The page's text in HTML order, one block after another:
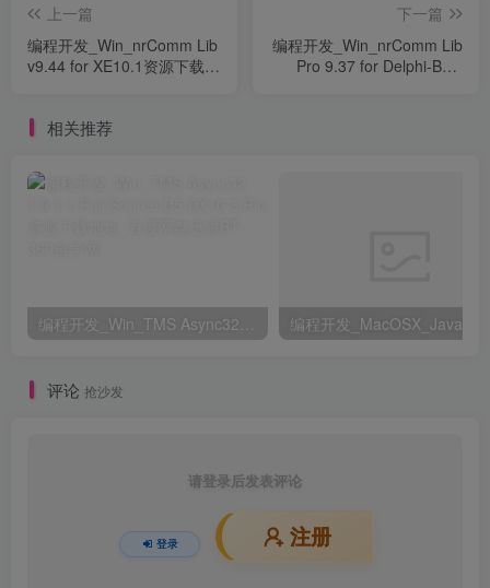
上一篇
编程开发_Win_nrComm Lib
v9.44 for XE10.1资源下载地
下一篇
编程开发_Win_nrComm Lib
Pro 9.37 for Delphi-BCB
相关推荐
评论 抢沙发
请登录后发表评论
登录 注册